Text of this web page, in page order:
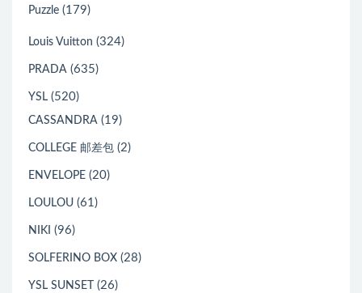
Puzzle (179)
Louis Vuitton (324)
PRADA (635)
YSL (520)
CASSANDRA (19)
COLLEGE 邮差包 (2)
ENVELOPE (20)
LOULOU (61)
NIKI (96)
SOLFERINO BOX (28)
YSL SUNSET (26)